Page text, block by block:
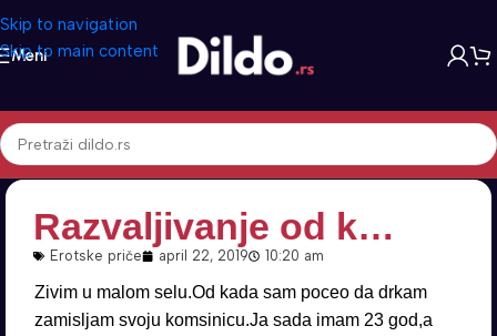
Skip to navigation
Skip to main content
Meni
Razvaljivanje od k…
Erotske priče april 22, 2019 10:20 am
Zivim u malom selu.Od kada sam poceo da drkam
zamisljam svoju komsinicu.Ja sada imam 23 god,a